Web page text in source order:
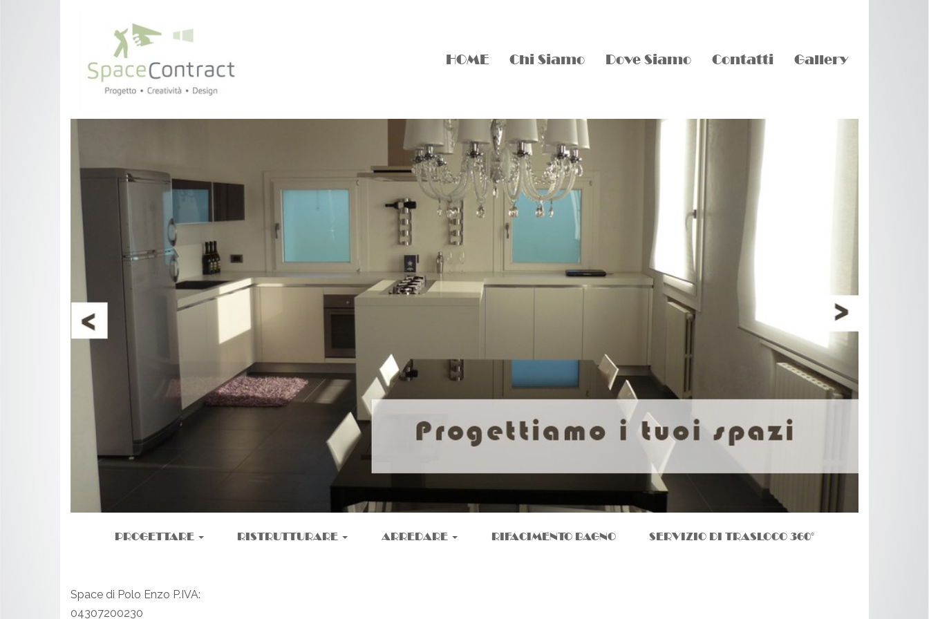
HOME Chi Siamo Dove Siamo Contatti Gallery
PROGETTARE RISTRUTTURARE ARREDARE RIFACIMENTO BAGNO SERVIZIO DI TRASLOCO 360°
Space di Polo Enzo P.IVA:
04307200230